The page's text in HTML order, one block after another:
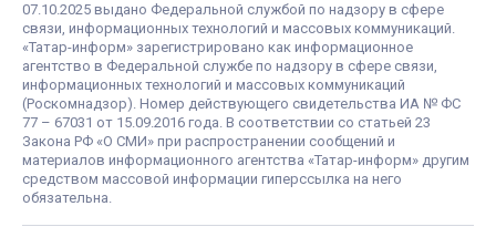
07.10.2025 выдано Федеральной службой по надзору в сфере
связи, информационных технологий и массовых коммуникаций.
«Татар-информ» зарегистрировано как информационное
агентство в Федеральной службе по надзору в сфере связи,
информационных технологий и массовых коммуникаций
(Роскомнадзор). Номер действующего свидетельства ИА № ФС
77 – 67031 от 15.09.2016 года. В соответствии со статьей 23
Закона РФ «О СМИ» при распространении сообщений и
материалов информационного агентства «Татар-информ» другим
средством массовой информации гиперссылка на него
обязательна.